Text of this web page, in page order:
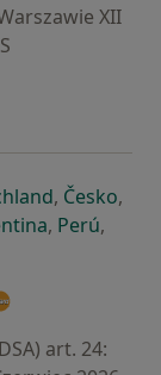
XII
karcie
w nowej
otwiera się
, Česko,
karciekarcie
się w nowej
otwiera się
, Perú,
art. 24: